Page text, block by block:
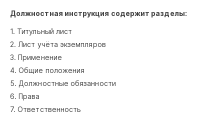
Должностная инструкция содержит разделы:
1. Титульный лист
2. Лист учёта экземпляров
3. Применение
4. Общие положения
5. Должностные обязанности
6. Права
7. Ответственность